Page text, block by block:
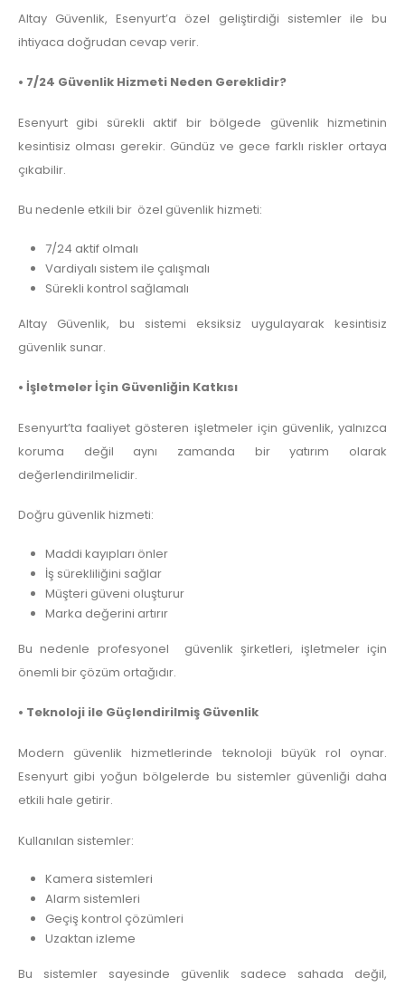
Altay Güvenlik, Esenyurt’a özel geliştirdiği sistemler ile bu
ihtiyaca doğrudan cevap verir.
• 7/24 Güvenlik Hizmeti Neden Gereklidir?
Esenyurt gibi sürekli aktif bir bölgede güvenlik hizmetinin
kesintisiz olması gerekir. Gündüz ve gece farklı riskler ortaya
çıkabilir.
Bu nedenle etkili bir özel güvenlik hizmeti:
7/24 aktif olmalı
Vardiyalı sistem ile çalışmalı
Sürekli kontrol sağlamalı
Altay Güvenlik, bu sistemi eksiksiz uygulayarak kesintisiz
güvenlik sunar.
• İşletmeler İçin Güvenliğin Katkısı
Esenyurt’ta faaliyet gösteren işletmeler için güvenlik, yalnızca
koruma değil aynı zamanda bir yatırım olarak
değerlendirilmelidir.
Doğru güvenlik hizmeti:
Maddi kayıpları önler
İş sürekliliğini sağlar
Müşteri güveni oluşturur
Marka değerini artırır
Bu nedenle profesyonel güvenlik şirketleri, işletmeler için
önemli bir çözüm ortağıdır.
• Teknoloji ile Güçlendirilmiş Güvenlik
Modern güvenlik hizmetlerinde teknoloji büyük rol oynar.
Esenyurt gibi yoğun bölgelerde bu sistemler güvenliği daha
etkili hale getirir.
Kullanılan sistemler:
Kamera sistemleri
Alarm sistemleri
Geçiş kontrol çözümleri
Uzaktan izleme
Bu sistemler sayesinde güvenlik sadece sahada değil,